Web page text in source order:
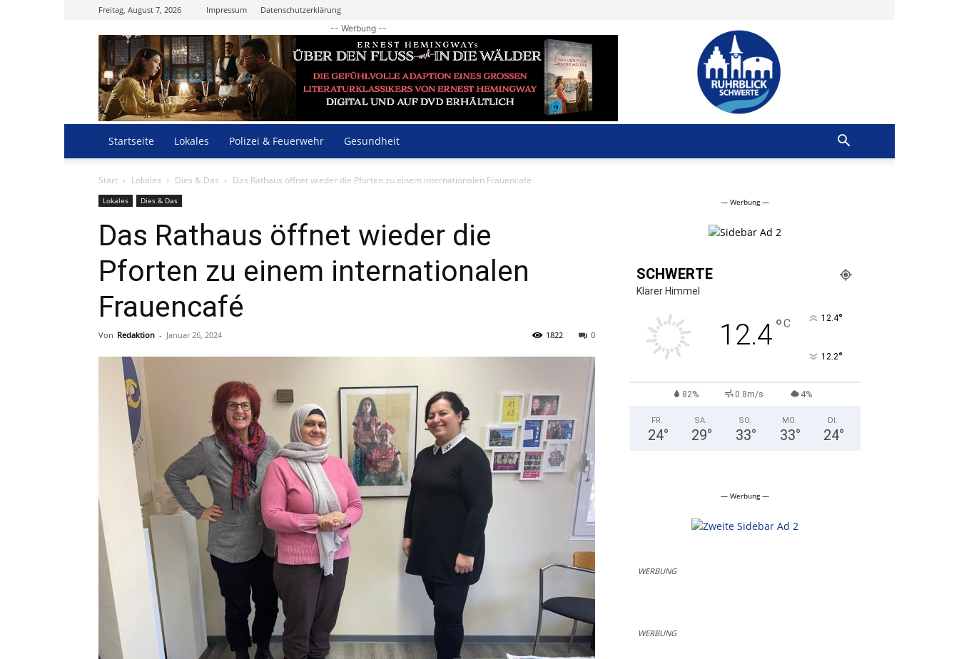
Freitag, August 7, 2026 Impressum Datenschutzerklärung
Ruhrblick
Schwerte
-- Werbung --
Startseite Lokales Polizei & Feuerwehr Gesundheit
Start Lokales Dies & Das Das Rathaus öffnet wieder die Pforten zu einem internationalen Frauencafé
Lokales Dies & Das
Das Rathaus öffnet wieder die
Pforten zu einem internationalen
Frauencafé
Von Redaktion - Januar 26, 2024 0
1822
— Werbung —
SCHWERTE
Klarer Himmel
12.4°C 12.4°
12.2°
82% 0.8m/s 4%
FR.
24°
SA.
29°
SO.
33°
MO.
33°
DI.
24°
— Werbung —
WERBUNG
WERBUNG